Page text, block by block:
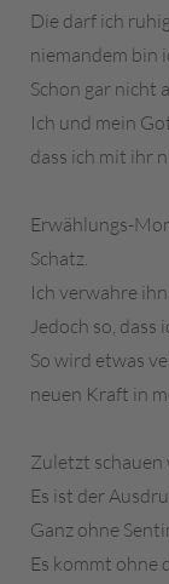
Die darf ich
niemandem bin
Schon gar nicht
Ich und mein
dass ich mit ihr
Erwählungs-
Schatz.
Ich verwahre
Jedoch so, dass
So wird etwas
neuen Kraft in
Zuletzt schauen
Es ist der
Ganz ohne
Es kommt ohne